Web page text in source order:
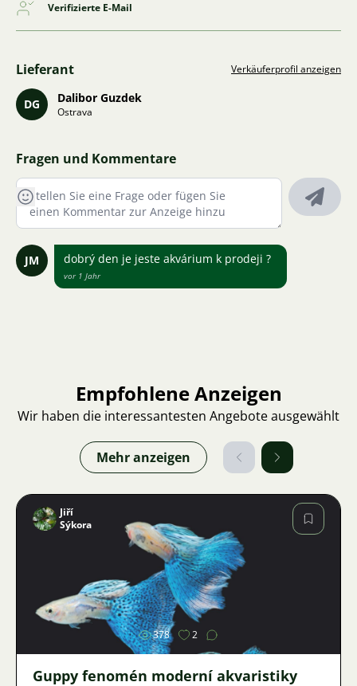
Verifizierte E-Mail
Lieferant Verkäuferprofil anzeigen
DG Dalibor Guzdek
Ostrava
Fragen und Kommentare
JM dobrý den je jeste akvárium k prodeji ?
vor 1 Jahr
Empfohlene Anzeigen
Wir haben die interessantesten Angebote ausgewählt
Mehr anzeigen
Bild
Jiří
Sýkora
378 2
Guppy fenomén moderní akvaristiky